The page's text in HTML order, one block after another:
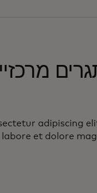
adipiscing
et dolore